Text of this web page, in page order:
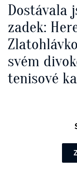
Dostávala
zadek:
svém
tenisové